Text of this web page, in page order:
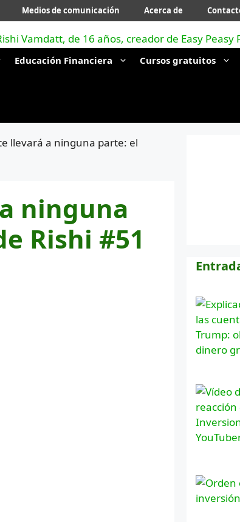
Medios de comunicación Acerca de
Educación Financiera Cursos gratuitos
llevará a ninguna parte: el
ninguna
Rishi #51